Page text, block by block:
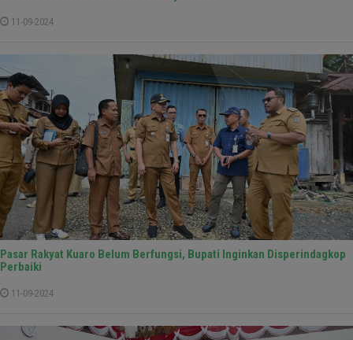
11-09-2024
Pasar Rakyat Kuaro Belum Berfungsi, Bupati Inginkan Disperindagkop
Perbaiki
11-09-2024